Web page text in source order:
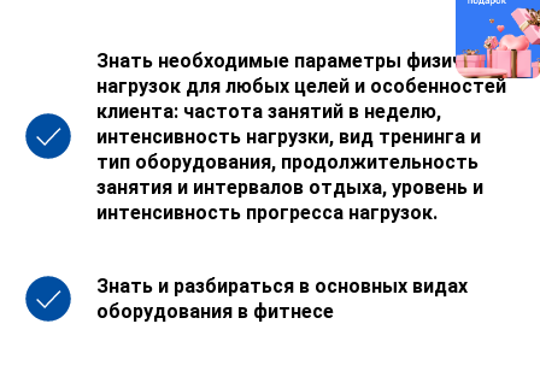
Знать необходимые параметры физических
нагрузок для любых целей и особенностей
клиента: частота занятий в неделю,
интенсивность нагрузки, вид тренинга и
тип оборудования, продолжительность
занятия и интервалов отдыха, уровень и
интенсивность прогресса нагрузок.
Знать и разбираться в основных видах
оборудования в фитнесе